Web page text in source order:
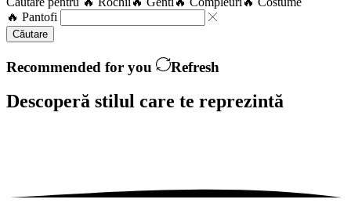
🔥 Pantofi
Căutare
Recommended for you Refresh
Descoperă stilul care te reprezintă